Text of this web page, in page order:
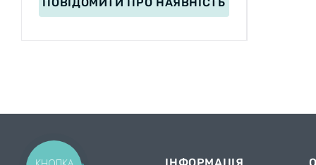
ПОВІДОМИТИ ПРО НАЯВНІСТЬ